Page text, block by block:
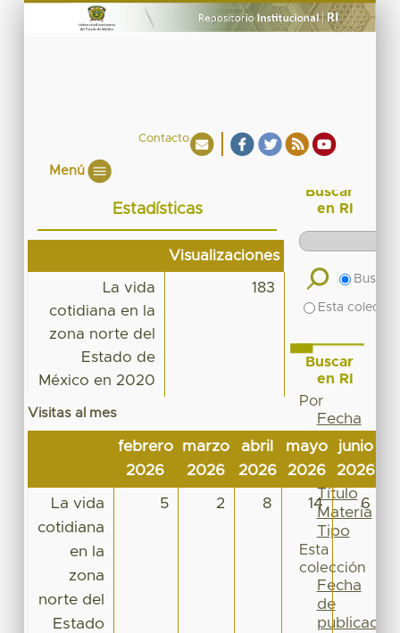
Contacto
Menú
Estadísticas
Visualizaciones
La vida
cotidiana en la
zona norte del
Estado de
México en 2020
183
Visitas al mes
febrero
2026
marzo
2026
abril
2026
mayo
2026
junio
2026
La vida
cotidiana
en la
zona
norte del
Estado
5 2 8 14 6
Buscar
en RI
Buscar
Esta
Buscar
en RI
Por
Fecha
publicación
Autor
Título
Materia
Tipo
Esta
colección
Fecha
de
publicación